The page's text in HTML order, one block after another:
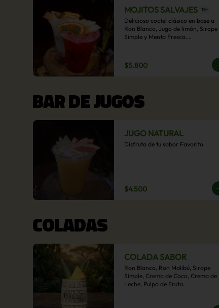
MOJITOS SALVAJES
Delicioso coctel clásico en base a
Ron Blanco, Jugo de limón, Sirope
Simple y Menta Fresca.
$5.800
BAR DE JUGOS
JUGO NATURAL
Disfruta de tu sabor Favorito
$4.500
COLADAS
COLADA SABOR
Ron Blanco, Ron Malibú, Sirope
Simple, Crema de Coco, Crema de
Leche, Pulpa de Fruta.